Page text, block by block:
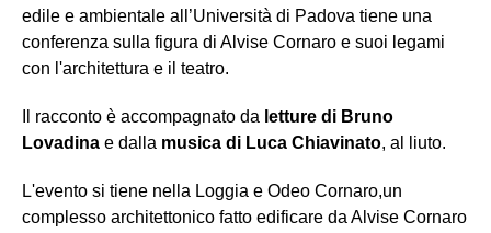
edile e ambientale all’Università di Padova tiene una
conferenza sulla figura di Alvise Cornaro e suoi legami
con l'architettura e il teatro.
Il racconto è accompagnato da letture di Bruno
Lovadina e dalla musica di Luca Chiavinato, al liuto.
L'evento si tiene nella Loggia e Odeo Cornaro,un
complesso architettonico fatto edificare da Alvise Cornaro